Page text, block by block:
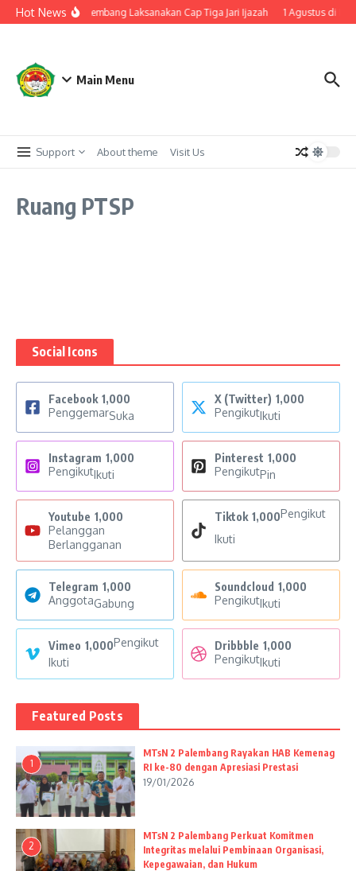
Hot News
MTsN 2 Palembang Laksanakan Cap Tiga Jari Ijazah 1 Agustus di
Main Menu
Support About theme Visit Us
Ruang PTSP
Social Icons
Facebook 1,000
PenggemarSuka
X (Twitter) 1,000
PengikutIkuti
Instagram 1,000
PengikutIkuti
Pinterest 1,000
PengikutPin
Youtube 1,000
Pelanggan
Berlangganan
Tiktok 1,000Pengikut
Ikuti
Telegram 1,000
AnggotaGabung
Soundcloud 1,000
PengikutIkuti
Vimeo 1,000Pengikut
Ikuti
Dribbble 1,000
PengikutIkuti
Featured Posts
1
MTsN 2 Palembang Rayakan HAB Kemenag
RI ke-80 dengan Apresiasi Prestasi
19/01/2026
2
MTsN 2 Palembang Perkuat Komitmen
Integritas melalui Pembinaan Organisasi,
Kepegawaian, dan Hukum